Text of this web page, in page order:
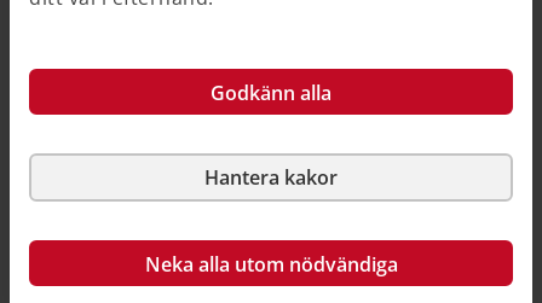
Godkänn alla
Hantera kakor
Neka alla utom nödvändiga
omfattning är viktiga utgångspunkter för
Ett tydligare och enklare detaljplanekrav, prop.
2017/18:167 (på Sveriges riksdags webbplats)
Befintlig bebyggelse
Förekomsten av befintlig bebyggelse aktualiserar i sig
är vilket inflytande samhället behöver över
bebyggelsen och dess förändringar, samt i vilken